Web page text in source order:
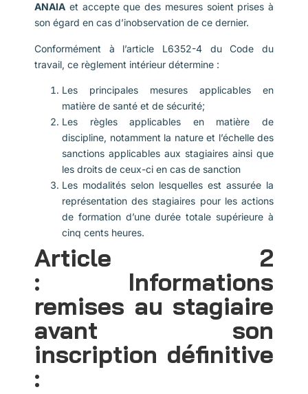
ANAIA et accepte que des mesures soient prises à
son égard en cas d’inobservation de ce dernier.
Conformément à l’article L6352-4 du Code du
travail, ce règlement intérieur détermine :
Les principales mesures applicables en
matière de santé et de sécurité;
Les règles applicables en matière de
discipline, notamment la nature et l’échelle des
sanctions applicables aux stagiaires ainsi que
les droits de ceux-ci en cas de sanction
Les modalités selon lesquelles est assurée la
représentation des stagiaires pour les actions
de formation d’une durée totale supérieure à
cinq cents heures.
Article 2
: Informations
remises au stagiaire
avant son
inscription définitive
: